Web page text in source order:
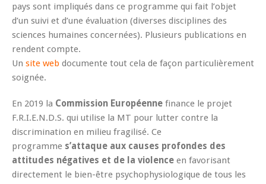
pays sont impliqués dans ce programme qui fait l’objet
d’un suivi et d’une évaluation (diverses disciplines des
sciences humaines concernées). Plusieurs publications en
rendent compte.
Un site web documente tout cela de façon particulièrement
soignée.
En 2019 la Commission Européenne finance le projet
F.R.I.E.N.D.S. qui utilise la MT pour lutter contre la
discrimination en milieu fragilisé. Ce
programme s’attaque aux causes profondes des
attitudes négatives et de la violence en favorisant
directement le bien-être psychophysiologique de tous les